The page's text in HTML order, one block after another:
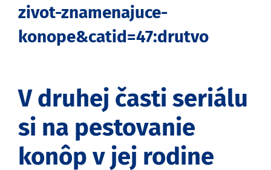
zivot-znamenajuce-
konope&catid=47:drutvo
V druhej časti seriálu
si na pestovanie
konôp v jej rodine